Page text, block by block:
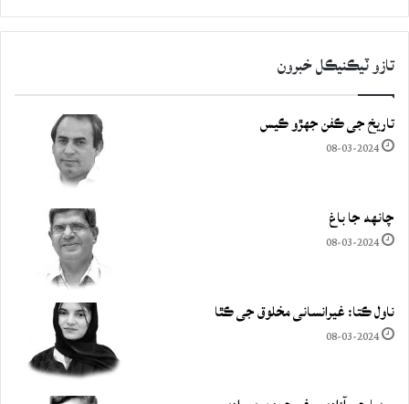
تازو ٽيڪنيڪل خبرون
تاريخ جي ڪفن جھڙو ڪيس
08-03-2024
چانهه جا باغ
08-03-2024
ناول ڪتا: غيرانساني مخلوق جي ڪٿا
08-03-2024